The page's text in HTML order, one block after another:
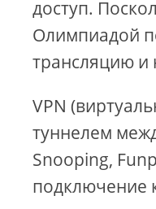
доступ.
Олимпиадой
трансляцию и
VPN
туннелем
Snooping,
подключение